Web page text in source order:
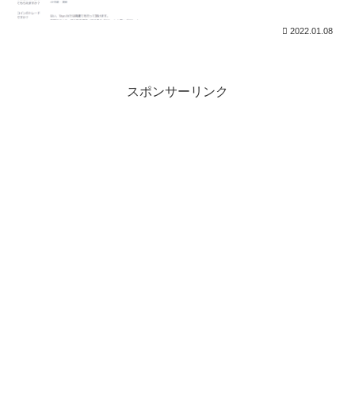
2022.01.08
スポンサーリンク